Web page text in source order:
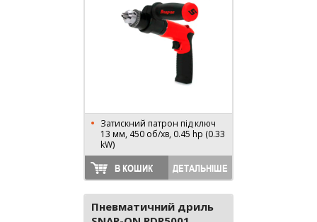
Затискний патрон під ключ
13 мм, 450 об/хв, 0.45 hp (0.33
kW)
В КОШИК ДЕТАЛЬНІШЕ
Пневматичний дриль